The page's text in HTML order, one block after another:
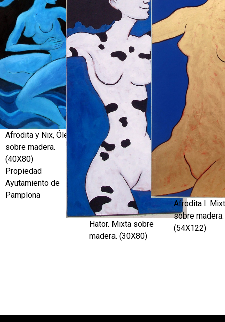
Afrodita y Nix, Óleo
sobre madera.
(40X80)
Propiedad
Ayutamiento de
Pamplona
Hator. Mixta sobre
madera. (30X80)
Afrodita I.
sobre madera.
(54X122)